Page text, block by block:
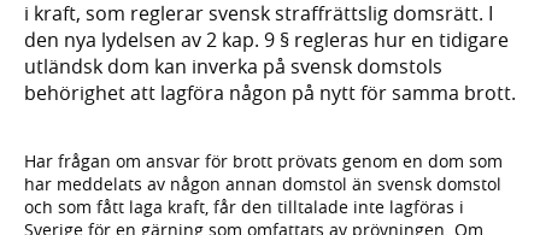
i kraft, som reglerar svensk straff­rättslig domsrätt. I
den nya lydelsen av 2 kap. 9 § regleras hur en tidigare
utländsk dom kan inverka på svensk dom­stols
behörighet att lagföra någon på nytt för samma brott.
Har frågan om ansvar för brott prövats genom en dom som
har meddelats av någon annan domstol än svensk domstol
och som fått laga kraft, får den till­talade inte lagföras i
Sverige för en gärning som omfattats av pröv­ningen. Om